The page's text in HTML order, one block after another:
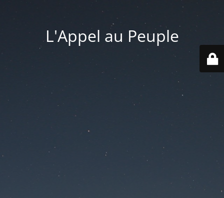
L'Appel au Peuple